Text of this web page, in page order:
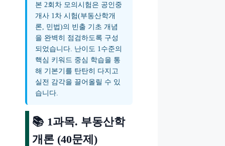
본 2회차 모의시험은 공인중
개사 1차 시험(부동산학개
론, 민법)의 빈출 기초 개념
을 완벽히 점검하도록 구성
되었습니다. 난이도 1수준의
핵심 키워드 중심 학습을 통
해 기본기를 탄탄히 다지고
실전 감각을 끌어올릴 수 있
습니다.
📚 1과목. 부동산학
개론 (40문제)